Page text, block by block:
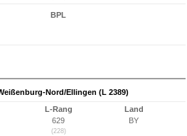
BPL
Nord/Ellingen (L 2389)
L-Rang
629
(228)
Land
BY